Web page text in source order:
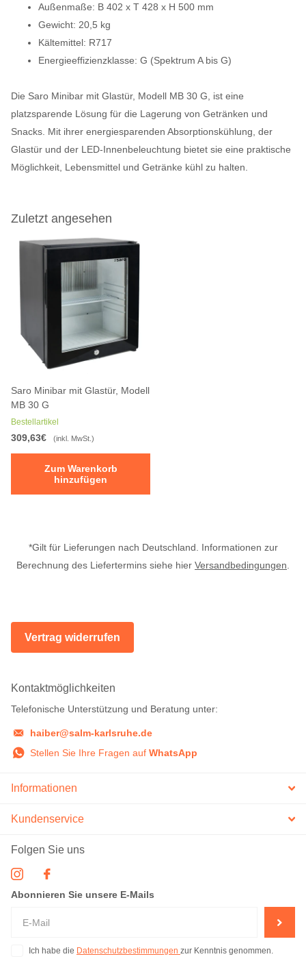
Außenmaße: B 402 x T 428 x H 500 mm
Gewicht: 20,5 kg
Kältemittel: R717
Energieeffizienzklasse: G (Spektrum A bis G)
Die Saro Minibar mit Glastür, Modell MB 30 G, ist eine
platzsparende Lösung für die Lagerung von Getränken und
Snacks. Mit ihrer energiesparenden Absorptionskühlung, der
Glastür und der LED-Innenbeleuchtung bietet sie eine praktische
Möglichkeit, Lebensmittel und Getränke kühl zu halten.
Zuletzt angesehen
Saro Minibar mit Glastür, Modell
MB 30 G
Bestellartikel
309,63€ (inkl. MwSt.)
Zum Warenkorb
hinzufügen
*Gilt für Lieferungen nach Deutschland. Informationen zur
Berechnung des Liefertermins siehe hier Versandbedingungen
Vertrag widerrufen
Kontaktmöglichkeiten
Telefonische Unterstützung und Beratung unter:
haiber@salm-karlsruhe.de
Stellen Sie Ihre Fragen auf WhatsApp
Informationen
Kundenservice
Folgen Sie uns
Abonnieren Sie unsere E-Mails
Ich habe die Datenschutzbestimmungen zur Kenntnis genommen.